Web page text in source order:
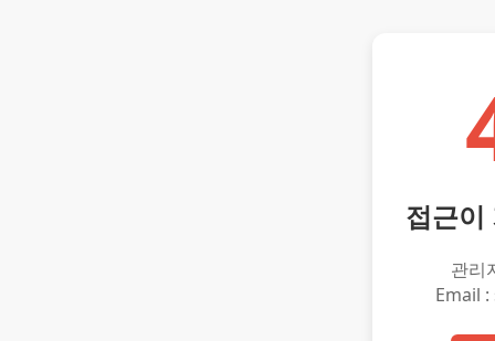
접근이
관리
Email